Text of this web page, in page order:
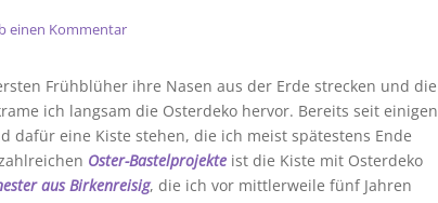
einen Kommentar
Frühblüher ihre Nasen aus der Erde strecken und die
ich langsam die Osterdeko hervor. Bereits seit einigen
dafür eine Kiste stehen, die ich meist spätestens Ende
Oster-Bastelprojekte ist die Kiste mit Osterdeko
aus Birkenreisig, die ich vor mittlerweile fünf Jahren